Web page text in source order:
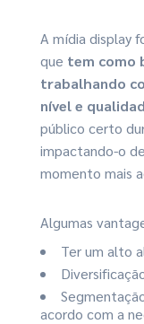
A mídia display
que tem como
trabalhando
nível e
público certo
impactando-o
momento mais
Algumas
Ter um alto
acordo com a